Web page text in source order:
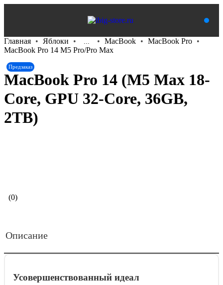
Главная Яблоки ... MacBook
MacBook Pro
MacBook Pro 14 M5 Pro/Pro Max
Предзаказ
MacBook Pro 14 (M5 Max 18-
Core, GPU 32-Core, 36GB,
2TB)
(0)
Описание
Усовершенствованный идеал